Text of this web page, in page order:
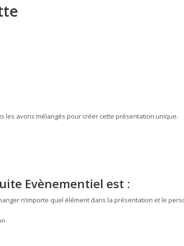
les avons mélangés pour créer cette présentation unique.
Evènementiel est :
n’importe quel élément dans la présentation et le